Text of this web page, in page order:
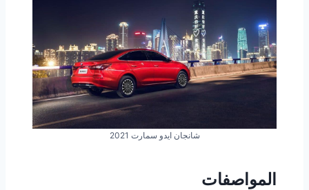
شانجان ايدو سمارت 2021
المواصفات